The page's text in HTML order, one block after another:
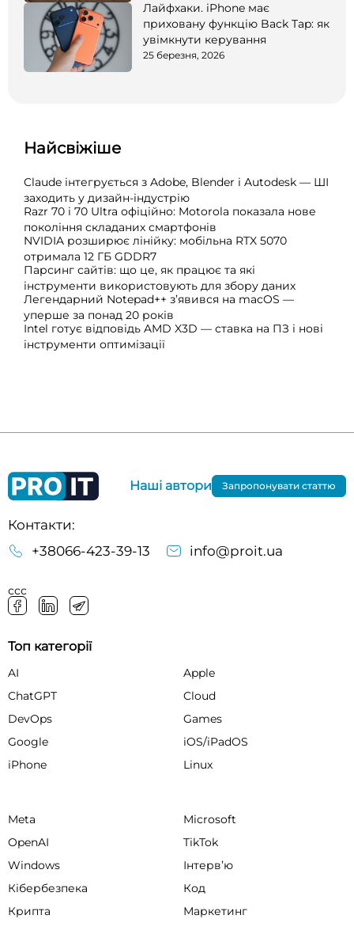
Лайфхаки. iPhone має
приховану функцію Back Tap: як
увімкнути керування
25 березня, 2026
Найсвіжіше
Claude інтегрується з Adobe, Blender і Autodesk — ШІ
заходить у дизайн-індустрію
Razr 70 і 70 Ultra офіційно: Motorola показала нове
покоління складаних смартфонів
NVIDIA розширює лінійку: мобільна RTX 5070
отримала 12 ГБ GDDR7
Парсинг сайтів: що це, як працює та які
інструменти використовують для збору даних
Легендарний Notepad++ з’явився на macOS —
уперше за понад 20 років
Intel готує відповідь AMD X3D — ставка на ПЗ і нові
інструменти оптимізації
Контакти:
+38066-423-39-13
info@proit.ua
ссс
Наші автори Запропонувати статтю
Топ категорії
AI
Apple
ChatGPT
Cloud
DevOps
Games
Google
iOS/iPadOS
iPhone
Linux
Meta
Microsoft
OpenAI
TikTok
Windows
Інтервʼю
Кібербезпека
Код
Крипта
Маркетинг